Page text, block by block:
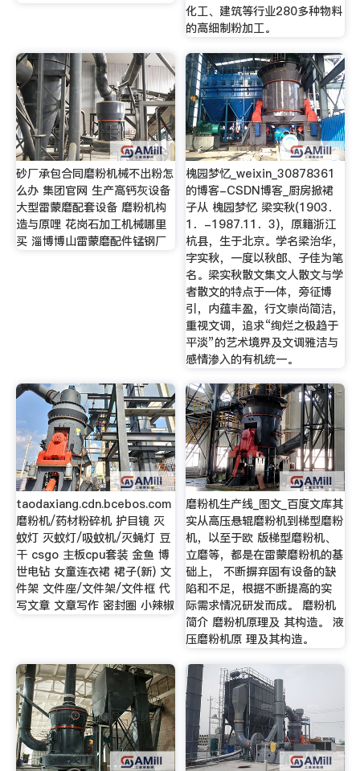
化工、建筑等行业280多种物料
的高细制粉加工。
砂厂承包合同磨粉机械不出粉怎
么办 集团官网 生产高钙灰设备
大型雷蒙磨配套设备 磨粉机构
造与原哩 花岗石加工机械哪里
买 淄博博山雷蒙磨配件锰钢厂
槐园梦忆_weixin_30878361
的博客-CSDN博客_厨房掀裙
子从 槐园梦忆 梁实秋(1903．
1．-1987.11．3)，原籍浙江
杭县，生于北京。学名梁治华，
字实秋，一度以秋郎、子佳为笔
名。梁实秋散文集文人散文与学
者散文的特点于一体，旁征博
引，内蕴丰盈，行文崇尚简洁，
重视文调，追求“绚烂之极趋于
平淡”的艺术境界及文调雅洁与
感情渗入的有机统一。
taodaxiang.cdn.bcebos.com
磨粉机/药材粉碎机 护目镜 灭
蚊灯 灭蚊灯/吸蚊机/灭蝇灯 豆
干 csgo 主板cpu套装 金鱼 博
世电钻 女童连衣裙 裙子(新) 文
件架 文件座/文件架/文件框 代
写文章 文章写作 密封圈 小辣椒
磨粉机生产线_图文_百度文库其
实从高压悬辊磨粉机到梯型磨粉
机，以至于欧 版梯型磨粉机、
立磨等，都是在雷蒙磨粉机的基
础上， 不断摒弃固有设备的缺
陷和不足，根据不断提高的实
际需求情况研发而成。 磨粉机
简介 磨粉机原理及 其构造。 液
压磨粉机原 理及其构造。